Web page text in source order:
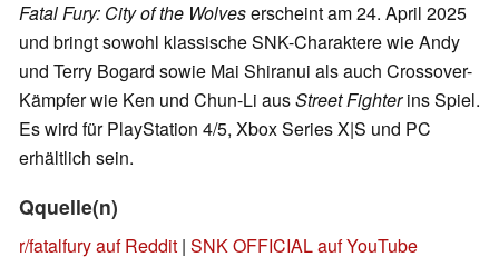
Fatal Fury: City of the Wolveserscheint am 24. April 2025
und bringt sowohl klassische SNK-Charaktere wie Andy
und Terry Bogard sowie Mai Shiranui als auch Crossover-
Kämpfer wie Ken und Chun-Li ausStreet Fighterins Spiel.
Es wird für PlayStation 4/5, Xbox Series X|S und PC
erhältlich sein.
Qquelle(n)
r/fatalfury auf Reddit | SNK OFFICIAL auf YouTube